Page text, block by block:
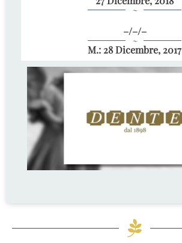
~
–/–/–
~
M.: 28 Dicembre, 2017